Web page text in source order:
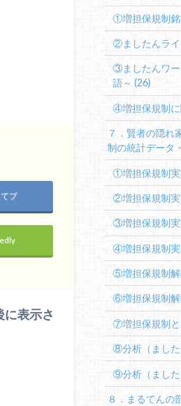
ブ
表示さ
①増担保規制
②ましたんラ
③ましたんワ
語～ (26)
④増担保規制
７．賢者の隠
制の統計データ
①増担保規制実
②増担保規制実
③増担保規制実
④増担保規制実
⑤増担保規制解
⑥増担保規制解
⑦増担保規制と
⑧分析（ました
⑨分析（ました
８．まるてん